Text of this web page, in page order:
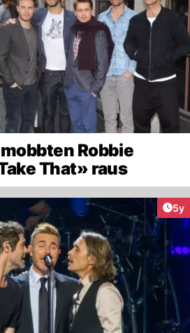
Robbie
That» raus
5y